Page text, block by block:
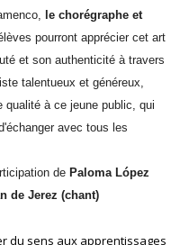
le chorégraphe et
pourront apprécier cet art
et son authenticité à travers
talentueux et généreux,
qualité à ce jeune public, qui
avec tous les
de Paloma López
de Jerez (chant)
du sens aux apprentissages